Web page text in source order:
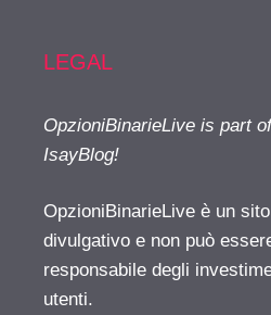
LEGAL
OpzioniBinarieLive is part
IsayBlog!
OpzioniBinarieLive è un
divulgativo e non può
responsabile degli
utenti.